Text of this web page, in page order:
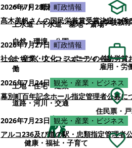
ペット・動植物
ごみ
上水道・下水道
墓地・斎場
自然・環境・公園
まちづくり・コミュニティ・協
働
土地・住宅・建築
道路・河川・交通
健康・福祉・子育て
2026年7月28日 町政情報
髙木美帆さんの国民栄誉賞受賞決定に係
2026年7月27日 町政情報
社会・産業・文化・スポーツの各功労
2026年7月24日 観光・産業・ビジネス
幕別町百年記念ホール指定管理者公募に
2026年7月23日 観光・産業・ビジネス
アルコ236及び道の駅・忠類指定管理者
学校教育
雇用・労
住民票・